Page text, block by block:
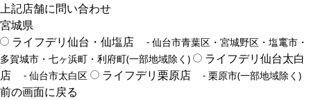
上記店舗に問い合わせ
宮城県
ライフデリ仙台・仙塩店
- 仙台市青葉区・宮城野区・塩竃市・
多賀城市・七ヶ浜町・利府町(一部地域除く)
ライフデリ仙台太白
店
- 仙台市太白区 ライフデリ栗原店 - 栗原市(一部地域除く)
前の画面に戻る